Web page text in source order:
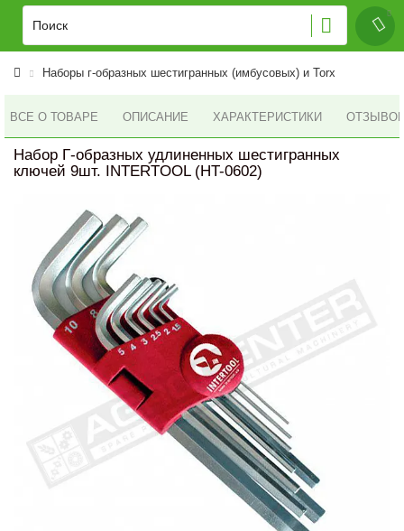
Наборы г-образных шестигранных (имбусовых) и Torx
ВСЕ О ТОВАРЕ ОПИСАНИЕ ХАРАКТЕРИСТИКИ ОТЗЫВОВ
Набор Г-образных удлиненных шестигранных
ключей 9шт. INTERTOOL (HT-0602)